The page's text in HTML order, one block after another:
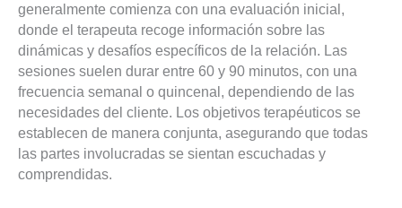
generalmente comienza con una evaluación inicial,
donde el terapeuta recoge información sobre las
dinámicas y desafíos específicos de la relación. Las
sesiones suelen durar entre 60 y 90 minutos, con una
frecuencia semanal o quincenal, dependiendo de las
necesidades del cliente. Los objetivos terapéuticos se
establecen de manera conjunta, asegurando que todas
las partes involucradas se sientan escuchadas y
comprendidas.